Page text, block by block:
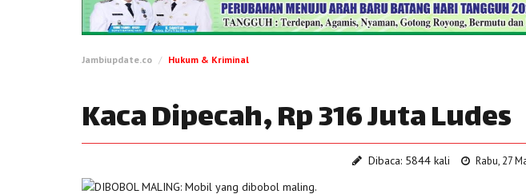
Jambiupdate.co Hukum & Kriminal
Kaca Dipecah, Rp 316 Juta Ludes
Dibaca: 5844 kali Rabu, 27